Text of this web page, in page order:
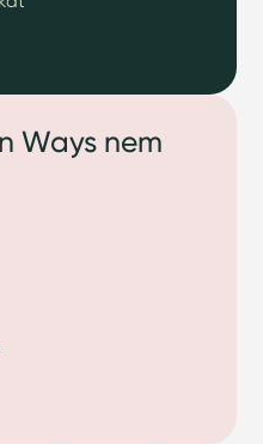
Ways nem